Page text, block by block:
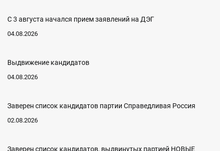
С 3 августа начался прием заявлений на ДЭГ
04.08.2026
Выдвижение кандидатов
04.08.2026
Заверен список кандидатов партии Справедливая Россия
02.08.2026
Заверен список кандидатов, выдвинутых партией НОВЫЕ